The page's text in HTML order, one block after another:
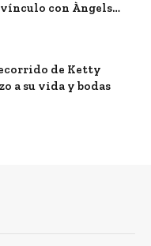
con Àngels
de Ketty
a su vida y bodas